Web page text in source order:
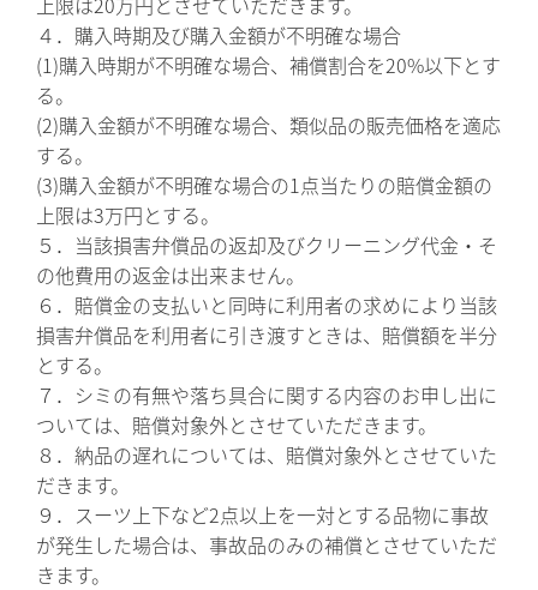
４．購入時期及び購入金額が不明確な場合
(1)購入時期が不明確な場合、補償割合を20%以下とす
る。
(2)購入金額が不明確な場合、類似品の販売価格を適応
する。
(3)購入金額が不明確な場合の1点当たりの賠償金額の
上限は3万円とする。
５．当該損害弁償品の返却及びクリーニング代金・そ
の他費用の返金は出来ません。
６．賠償金の支払いと同時に利用者の求めにより当該
損害弁償品を利用者に引き渡すときは、賠償額を半分
とする。
７．シミの有無や落ち具合に関する内容のお申し出に
ついては、賠償対象外とさせていただきます。
８．納品の遅れについては、賠償対象外とさせていた
だきます。
９．スーツ上下など2点以上を一対とする品物に事故
が発生した場合は、事故品のみの補償とさせていただ
きます。